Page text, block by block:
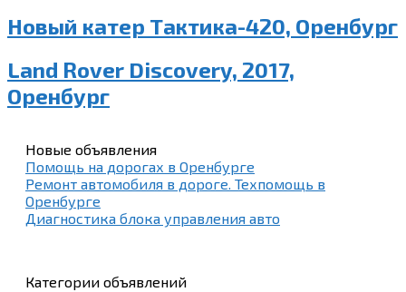
Новый катер Тактика-420, Оренбург
Land Rover Discovery, 2017,
Оренбург
Новые объявления
Помощь на дорогах в Оренбурге
Ремонт автомобиля в дороге. Техпомощь в
Оренбурге
Диагностика блока управления авто
Категории объявлений